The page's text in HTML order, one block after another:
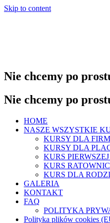
Skip to content
Nie chcemy po
Nie chcemy po
HOME
NASZE WSZYSTKIE
KURSY DLA
KURSY DLA
KURS
KURS
KURS DLA
GALERIA
KONTAKT
FAQ
POLITYKA
Polityka plików cookies